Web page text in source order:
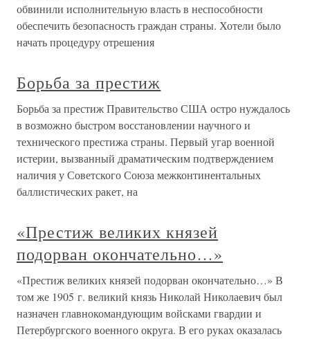
обвинили исполнительную власть в неспособности
обеспечить безопасность граждан страны. Хотели было
начать процедуру отрешения
Борьба за престиж
Борьба за престиж Правительство США остро нуждалось
в возможно быстром восстановлении научного и
технического престижа страны. Первый угар военной
истерии, вызванный драматическим подтверждением
наличия у Советского Союза межконтинентальных
баллистических ракет, на
«Престиж великих князей
подорван окончательно…»
«Престиж великих князей подорван окончательно…» В
том же 1905 г. великий князь Николай Николаевич был
назначен главнокомандующим войсками гвардии и
Петербургского военного округа. В его руках оказалась